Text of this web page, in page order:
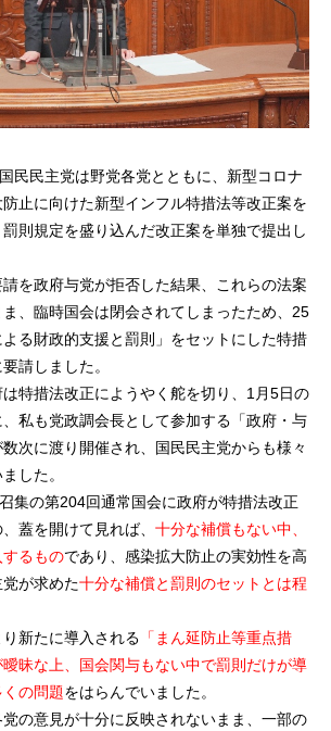
民民主党は野党各党とともに、新型コロナ
止に向けた新型インフル特措法等改正案を
則規定を盛り込んだ改正案を単独で提出し
を政府与党が拒否した結果、これらの法案
、臨時国会は閉会されてしまったため、25
る財政的支援と罰則」をセットにした特措
請しました。
特措法改正にようやく舵を切り、1月5日の
私も党政調会長として参加する「政府・与
次に渡り開催され、国民民主党からも様々
した。
集の第204回通常国会に政府が特措法改正
蓋を開けて見れば、 十分な補償もない中、
るものであり、感染拡大防止の実効性を高
が求めた十分な補償と罰則のセットとは程
新たに導入される 「まん延防止等重点措
昧な上、国会関与もない中で罰則だけが導
の問題をはらんでいました。
の意見が十分に反映されないまま、一部の